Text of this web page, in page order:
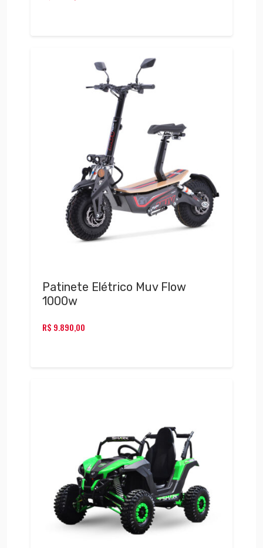
Patinete Elétrico Muv Flow
1000w
R$ 9.890,00